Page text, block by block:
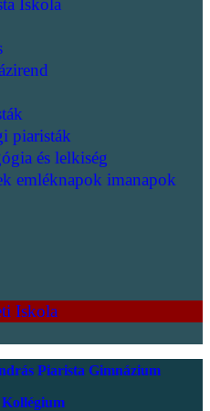
Iskola
piaristák
és lelkiség
emléknapok imanapok
Iskola
Piarista Gimnázium